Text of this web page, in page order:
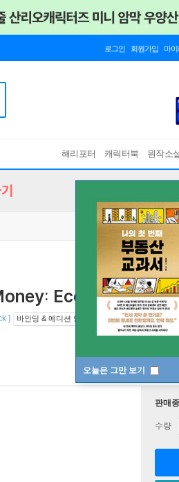
로그인 회원가입 마
해리포터 캐릭터북 원작소
오늘은 그만 보기
Economic Facts
] 바인딩 & 에디션 안내
판매중
수량